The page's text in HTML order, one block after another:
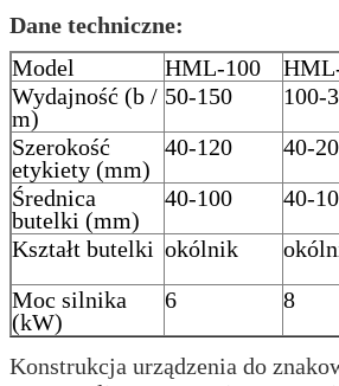
Dane techniczne:
Model
HML-100
Wydajność (b /
m)
50-150 100-
Szerokość
etykiety (mm)
40-120 40-
Średnica
butelki (mm)
40-100 40-
Kształt butelki okólnik
Moc silnika
(kW)
6 8
Konstrukcja urządzenia do